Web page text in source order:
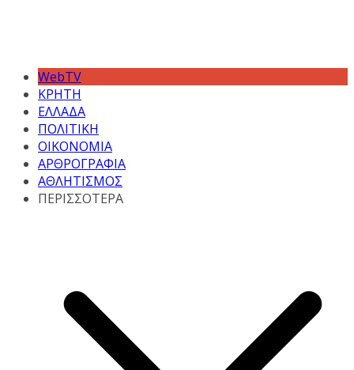
WebTV
ΚΡΗΤΗ
ΕΛΛΑΔΑ
ΠΟΛΙΤΙΚΗ
ΟΙΚΟΝΟΜΙΑ
ΑΡΘΡΟΓΡΑΦΙΑ
ΑΘΛΗΤΙΣΜΟΣ
ΠΕΡΙΣΣΟΤΕΡΑ